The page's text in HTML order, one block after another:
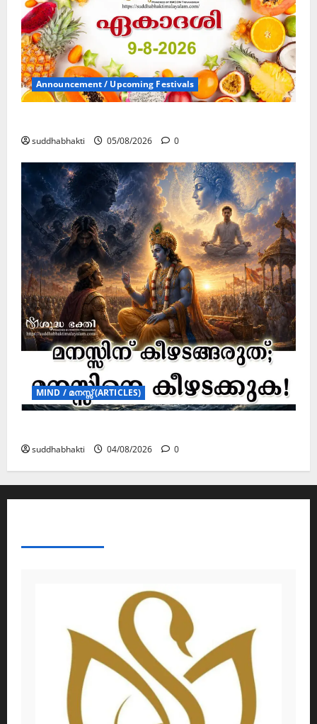
Announcement / Upcoming Festivals
suddhabhakti 05/08/2026 0
MIND / മനസ്സ് (ARTICLES)
suddhabhakti 04/08/2026 0